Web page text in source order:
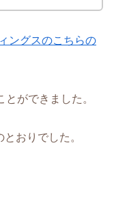
ングスのこちらの
ができました。
おりでした。